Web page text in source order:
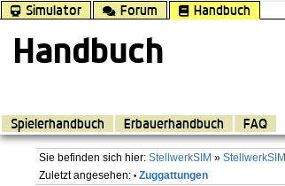
Simulator Forum Handbuch
Handbuch
Spielerhandbuch Erbauerhandbuch FAQ
Sie befinden sich hier:StellwerkSIM »StellwerkSIM
Zuletzt angesehen: • Zuggattungen